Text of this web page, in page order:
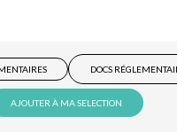
DOCS
AJOUTER À MA SELECTION